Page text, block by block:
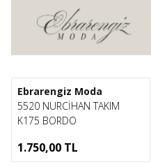
Ebrarengiz Moda
5520 NURCİHAN TAKIM
K175 BORDO
1.750,00 TL
1